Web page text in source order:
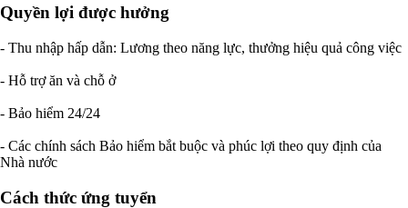
Quyền lợi được hưởng
- Thu nhập hấp dẫn: Lương theo năng lực, thưởng hiệu quả công việc
- Hỗ trợ ăn và chỗ ở
- Bảo hiểm 24/24
- Các chính sách Bảo hiểm bắt buộc và phúc lợi theo quy định của
Nhà nước
Cách thức ứng tuyển